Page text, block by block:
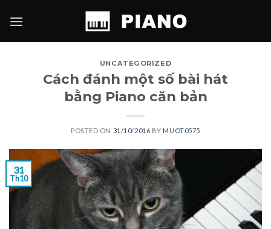
UNCATEGORIZED
Cách đánh một số bài hát
bằng Piano căn bản
POSTED ON 31/10/2016 BY MUOT0575
31
Th10